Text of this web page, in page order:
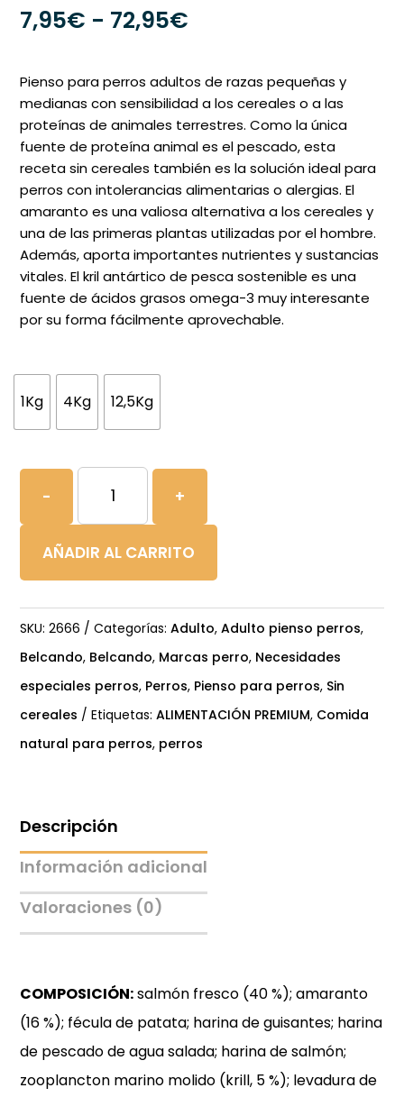
7,95€ - 72,95€
precios:
desde
7,95€
hasta
72,95€
Pienso para perros adultos de razas pequeñas y
medianas con sensibilidad a los cereales o a las
proteínas de animales terrestres. Como la única
fuente de proteína animal es el pescado, esta
receta sin cereales también es la solución ideal para
perros con intolerancias alimentarias o alergias. El
amaranto es una valiosa alternativa a los cereales y
una de las primeras plantas utilizadas por el hombre.
Además, aporta importantes nutrientes y sustancias
vitales. El kril antártico de pesca sostenible es una
fuente de ácidos grasos omega-3 muy interesante
por su forma fácilmente aprovechable.
1Kg 4Kg 12,5Kg
-
BELCANDO
FINEST
FREE
cantidad
+
AÑADIR AL CARRITO
SKU:2666 Categorías:Adulto,Adulto pienso perros,
Belcando, Belcando, Marcas perro, Necesidades
especiales perros, Perros, Pienso para perros, Sin
cereales
Etiquetas:ALIMENTACIÓN PREMIUM, Comida
natural para perros, perros
Descripción
Información adicional
Valoraciones (0)
COMPOSICIÓN:salmón fresco (40 %); amaranto
(16 %); fécula de patata; harina de guisantes; harina
de pescado de agua salada; harina de salmón;
zooplancton marino molido (krill, 5 %); levadura de